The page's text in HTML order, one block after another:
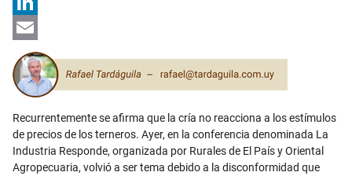
LinkedIn
Email
Recurrentemente se afirma que la cría no reacciona a los estímulos
de precios de los terneros. Ayer, en la conferencia denominada La
Industria Responde, organizada por Rurales de El País y Oriental
Agropecuaria, volvió a ser tema debido a la disconformidad que